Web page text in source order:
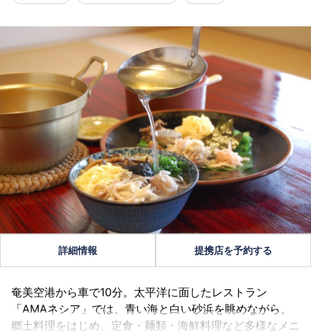
詳細情報 提携店を予約する
奄美空港から車で10分。太平洋に面したレストラン
「AMAネシア」では、青い海と白い砂浜を眺めながら、
郷土料理をはじめ、定食・麺類・海鮮料理など多様なメニ